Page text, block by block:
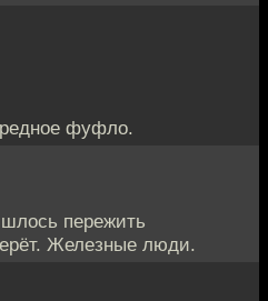
фуфло.
пережить
Железные люди.